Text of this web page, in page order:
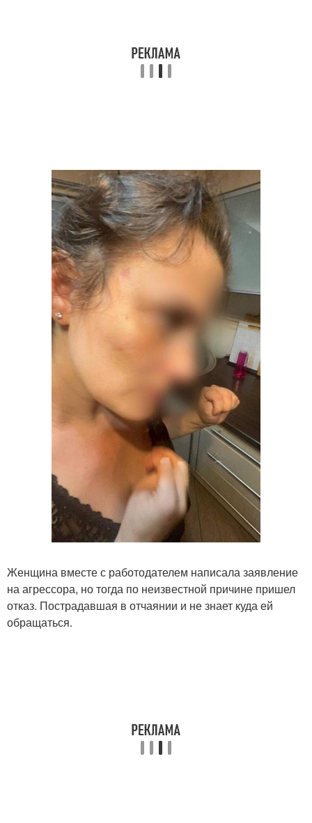
Женщина вместе с работодателем написала заявление
на агрессора, но тогда по неизвестной причине пришел
отказ. Пострадавшая в отчаянии и не знает куда ей
обращаться.